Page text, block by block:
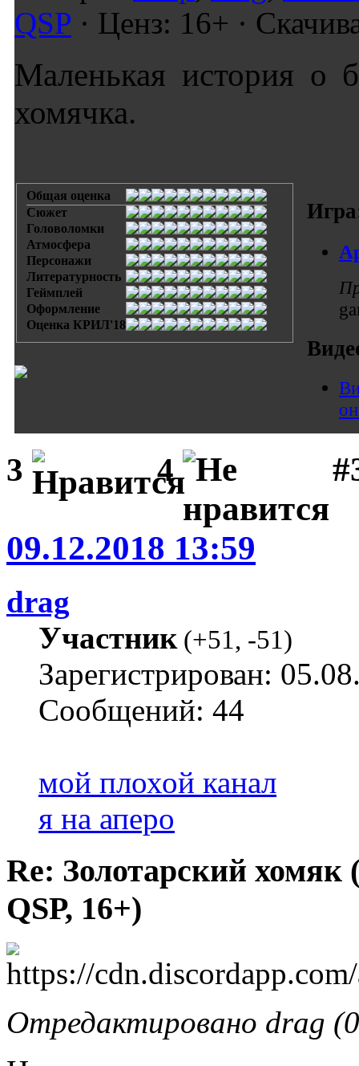
QSP · Ценз: 16+ ·
Маленькая история о
хомячка.
Общая оценка
Сюжет
Головоломки
Атмосфера
Персонажи
Литературность
Геймплей
Оформление
Оценка КРИЛ'18
3 4
09.12.2018 13:59
drag
Участник(+51, -51)
Зарегистрирован:
Сообщений: 44
мой плохой канал
я на аперо
Re: Золотарский
QSP, 16+)
Отредактировано drag